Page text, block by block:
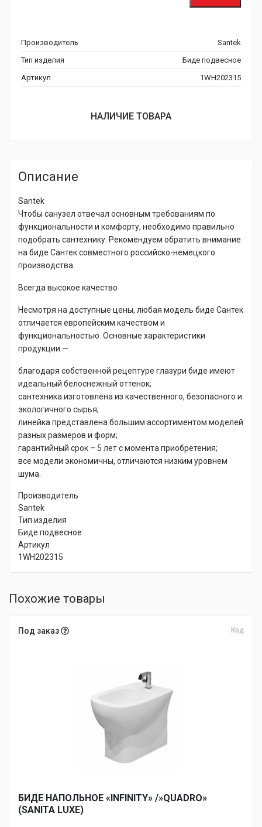
Производитель
Santek
Тип изделия
Биде подвесное
Артикул
1WH202315
НАЛИЧИЕ ТОВАРА
Описание
Santek
Чтобы санузел отвечал основным требованиям по
функциональности и комфорту, необходимо правильно
подобрать сантехнику. Рекомендуем обратить внимание
на биде Сантек совместного российско-немецкого
производства.
Всегда высокое качество
Несмотря на доступные цены, любая модель биде Сантек
отличается европейским качеством и
функциональностью. Основные характеристики
продукции —
благодаря собственной рецептуре глазури биде имеют
идеальный белоснежный оттенок;
сантехника изготовлена из качественного, безопасного и
экологичного сырья;
линейка представлена большим ассортиментом моделей
разных размеров и форм;
гарантийный срок – 5 лет с момента приобретения;
все модели экономичны, отличаются низким уровнем
шума.
Производитель
Santek
Тип изделия
Биде подвесное
Артикул
1WH202315
Похожие товары
Под заказ Код
БИДЕ НАПОЛЬНОЕ «INFINITY» /»QUADRO»
(SANITA LUXE)